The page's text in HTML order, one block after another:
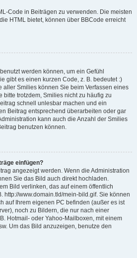
Code in Beiträgen zu verwenden. Die meisten
HTML bietet, können über BBCode erreicht
werden können, um ein Gefühl
gibt es einen kurzen Code, z. B. bedeutet :)
aller Smilies können Sie beim Verfassen eines
bitte trotzdem, Smilies nicht zu häufig zu
schnell unlesbar machen und ein
Beitrag entsprechend überarbeiten oder gar
kann auch die Anzahl der Smilies
benutzen können.
einfügen?
angezeigt werden. Wenn die Administration
Sie das Bild auch direkt hochladen.
Bild verlinken, das auf einem öffentlich
http://www.domain.tld/mein-bild.gif. Sie können
auf Ihrem eigenen PC befinden (außer es ist
noch zu Bildern, die nur nach einer
Hotmail- oder Yahoo-Mailboxen, mit einem
Um das Bild anzuzeigen, benutze den